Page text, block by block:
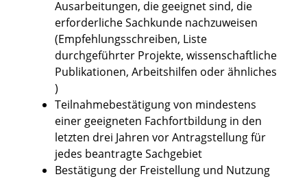
Ausarbeitungen, die geeignet sind, die
erforderliche Sachkunde nachzuweisen
(Empfehlungsschreiben, Liste
durchgeführter Projekte, wissenschaftliche
Publikationen, Arbeitshilfen oder ähnliches
)
Teilnahmebestätigung von mindestens
einer geeigneten Fachfortbildung in den
letzten drei Jahren vor Antragstellung für
jedes beantragte Sachgebiet
Bestätigung der Freistellung und Nutzung